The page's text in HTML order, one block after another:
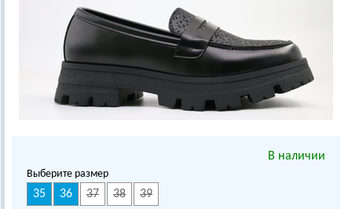
В наличии
Выберите размер
35 36 37 38 39